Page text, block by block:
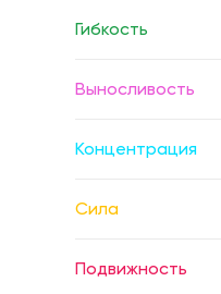
Гибкость
Выносливость
Концентрация
Сила
Подвижность